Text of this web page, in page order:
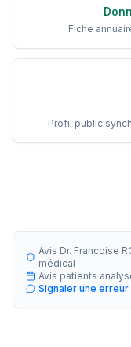
Fiche
Profil public
Avis Dr. Francoise
médical
Avis patients
Signaler une erreur